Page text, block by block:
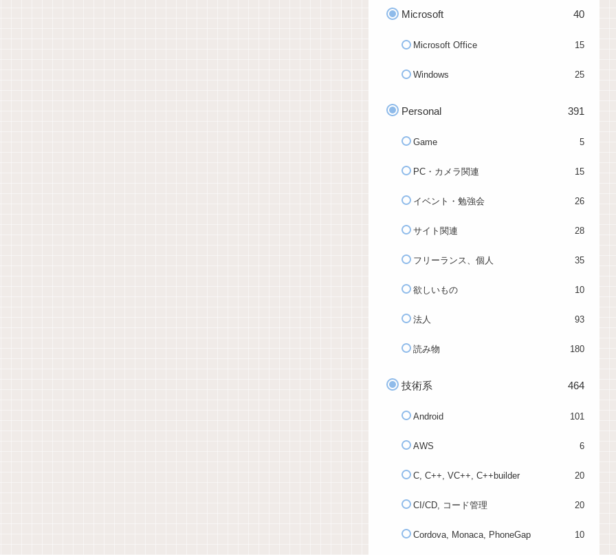
Microsoft 40
Microsoft Office 15
Windows 25
Personal 391
Game 5
PC・カメラ関連 15
イベント・勉強会 26
サイト関連 28
フリーランス、個人 35
欲しいもの 10
法人 93
読み物 180
技術系 464
Android 101
AWS 6
C, C++, VC++, C++builder 20
CI/CD, コード管理 20
Cordova, Monaca, PhoneGap 10